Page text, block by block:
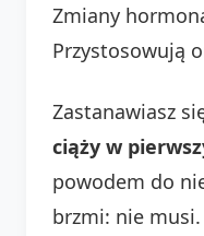
Zmiany
Przystosowują
Zastanawiasz
ciąży w
powodem do
brzmi: nie musi.